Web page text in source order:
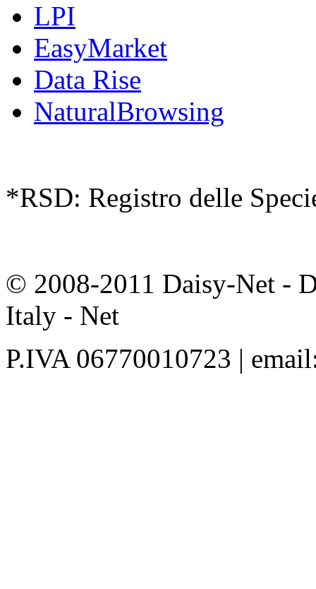
LPI
EasyMarket
Data Rise
NaturalBrowsing
*RSD: Registro delle
© 2008-2011 Daisy-Net -
Italy - Net
P.IVA 06770010723 |